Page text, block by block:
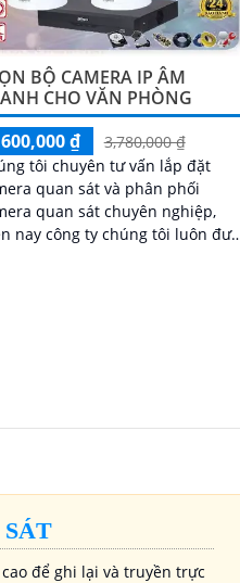
BỘ CAMERA IP ÂM
CHO VĂN PHÒNG
₫
3,780,000 ₫
tôi chuyên tư vấn lắp đặt
quan sát và phân phối
quan sát chuyên nghiệp,
nay công ty chúng tôi luôn đưa
để ghi lại và truyền trực